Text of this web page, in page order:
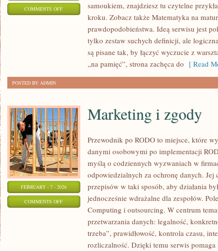
COMMENTS OFFON
ROZWIĄZANIA
samoukiem, znajdziesz tu czytelne
kroku. Zobacz także Matematyka na
prawdopodobieństwa. Ideą serwisu jest
tylko zestaw suchych definicji, ale
są pisane tak, by łączyć wyczucie z
„na pamięć”, strona zachęca do [ Read
POSTED BY ADMIN
FEBRUARY - 7 - 2026
COMMENTS OFFON
MARKETING
Marketing i zgody
Przewodnik po RODO to miejsce, które
danymi osobowymi po implementacji
myślą o codziennych wyzwaniach w
odpowiedzialnych za ochronę danych. Jej
przepisów w taki sposób, aby działania
jednocześnie wdrażalne dla zespołów.
Computing i outsourcing. W centrum
przetwarzania danych: legalność,
trzeba”, prawidłowość, kontrola czasu,
rozliczalność. Dzięki temu serwis